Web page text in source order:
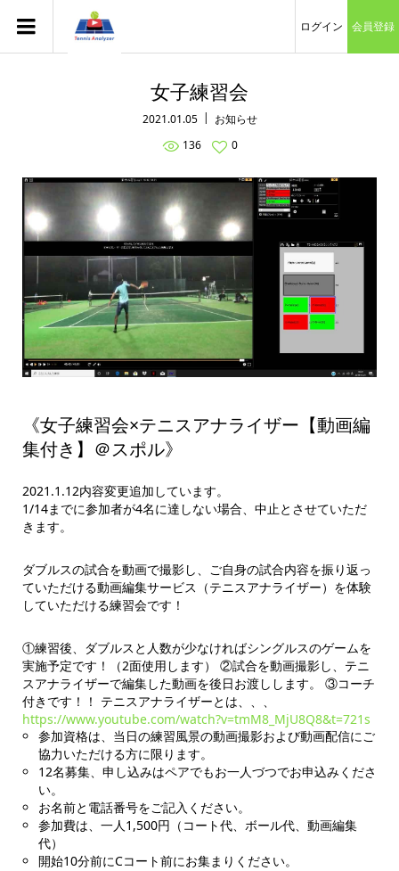
ログイン 会員登録
女子練習会
2021.01.05
お知らせ
136
0
《女子練習会×テニスアナライザー【動画編
集付き】＠スポル》
2021.1.12内容変更追加しています。
1/14までに参加者が4名に達しない場合、中止とさせていただ
きます。
ダブルスの試合を動画で撮影し、ご自身の試合内容を振り返っ
ていただける動画編集サービス（テニスアナライザー）を体験
していただける練習会です！
①練習後、ダブルスと人数が少なければシングルスのゲームを
実施予定です！（2面使用します） ②試合を動画撮影し、テニ
スアナライザーで編集した動画を後日お渡しします。 ③コーチ
付きです！！ テニスアナライザーとは、、、
https://www.youtube.com/watch?v=tmM8_MjU8Q8&t=721s
参加資格は、当日の練習風景の動画撮影および動画配信にご
協力いただける方に限ります。
12名募集、申し込みはペアでもお一人づつでお申込みくださ
い。
お名前と電話番号をご記入ください。
参加費は、一人1,500円（コート代、ボール代、動画編集
代）
開始10分前にCコート前にお集まりください。